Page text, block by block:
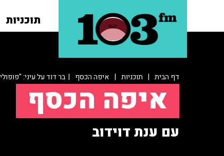
תוכניות
דף הבית | תוכניות | איפה הכסף | בר דוד על עיני:
איפה הכסף
עם ענת דוידוב